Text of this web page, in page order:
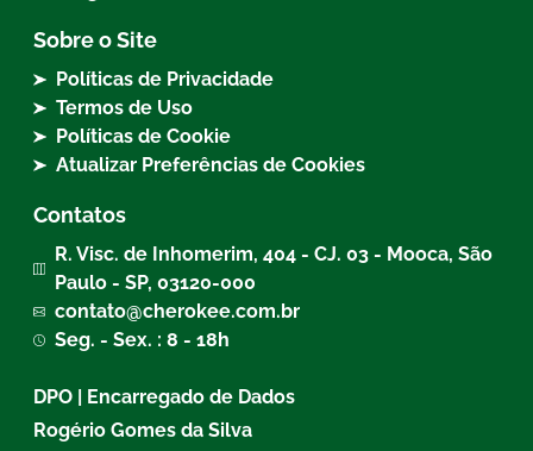
Sobre o Site
Políticas de Privacidade
Termos de Uso
Políticas de Cookie
Atualizar Preferências de Cookies
Contatos
R. Visc. de Inhomerim, 404 - CJ. 03 - Mooca, São
Paulo - SP, 03120-000
contato@cherokee.com.br
Seg. - Sex. : 8 - 18h
DPO | Encarregado de Dados
Rogério Gomes da Silva